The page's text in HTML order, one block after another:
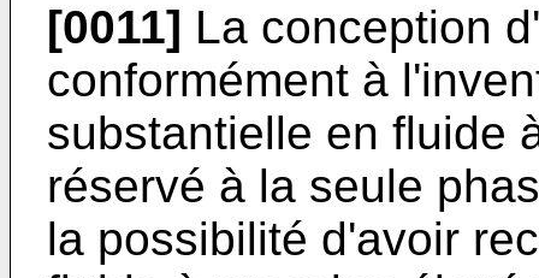
[0011] La conception
conformément à
substantielle en fluide
réservé à la seule
la possibilité d'avoir